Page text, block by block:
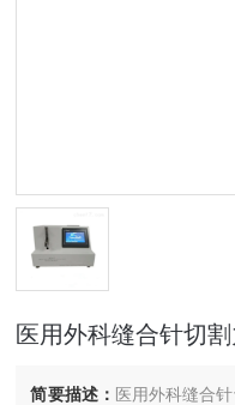
医用外科缝合针切
简要描述： 医用外科缝合